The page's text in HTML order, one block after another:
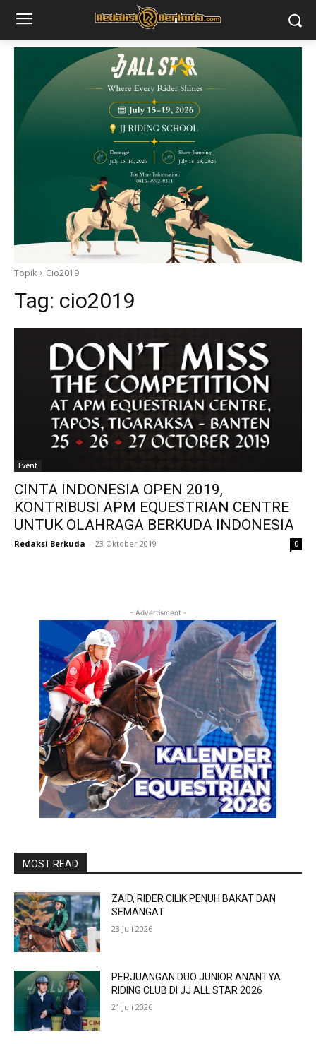
Topik Cio2019
Tag: cio2019
Event
CINTA INDONESIA OPEN 2019,
KONTRIBUSI APM EQUESTRIAN CENTRE
UNTUK OLAHRAGA BERKUDA INDONESIA
Redaksi Berkuda - 23 Oktober 2019 0
- Advertisment -
MOST READ
ZAID, RIDER CILIK PENUH BAKAT DAN
SEMANGAT
23 Juli 2026
PERJUANGAN DUO JUNIOR ANANTYA
RIDING CLUB DI JJ ALL STAR 2026
21 Juli 2026